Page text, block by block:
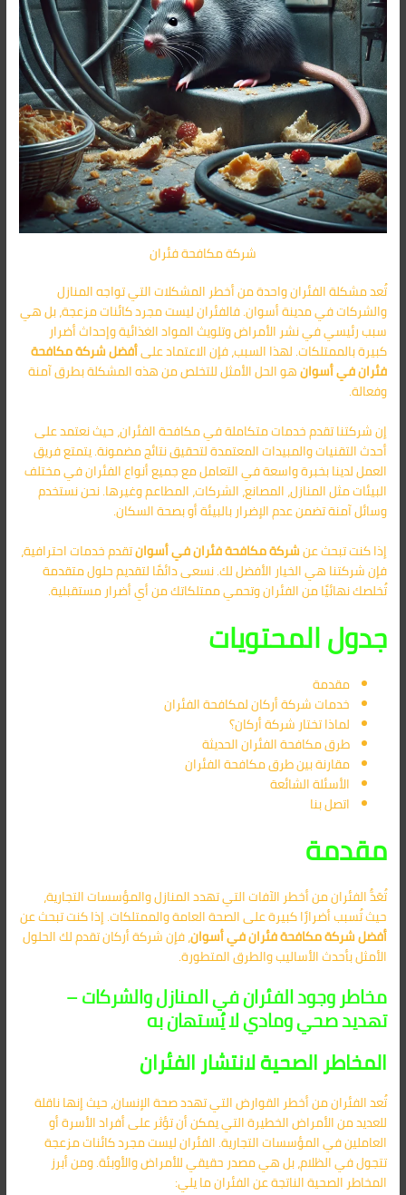
شركة مكافحة فئران
تُعد مشكلة الفئران واحدة من أخطر المشكلات التي تواجه المنازل
والشركات في مدينة أسوان. فالفئران ليست مجرد كائنات مزعجة، بل هي
سبب رئيسي في نشر الأمراض وتلويث المواد الغذائية وإحداث أضرار
كبيرة بالممتلكات. لهذا السبب، فإن الاعتماد علىأفضل شركة مكافحة
فئران في أسوانهو الحل الأمثل للتخلص من هذه المشكلة بطرق آمنة
وفعالة.
إن شركتنا تقدم خدمات متكاملة في مكافحة الفئران، حيث نعتمد على
أحدث التقنيات والمبيدات المعتمدة لتحقيق نتائج مضمونة. يتمتع فريق
العمل لدينا بخبرة واسعة في التعامل مع جميع أنواع الفئران في مختلف
البيئات مثل المنازل، المصانع، الشركات، المطاعم وغيرها. نحن نستخدم
وسائل آمنة تضمن عدم الإضرار بالبيئة أو بصحة السكان.
إذا كنت تبحث عنشركة مكافحة فئران في أسوانتقدم خدمات احترافية،
فإن شركتنا هي الخيار الأفضل لك. نسعى دائمًا لتقديم حلول متقدمة
تُخلصك نهائيًا من الفئران وتحمي ممتلكاتك من أي أضرار مستقبلية.
جدول المحتويات
مقدمة
خدمات شركة أركان لمكافحة الفئران
لماذا تختار شركة أركان؟
طرق مكافحة الفئران الحديثة
مقارنة بين طرق مكافحة الفئران
الأسئلة الشائعة
اتصل بنا
مقدمة
تُعَدُّ الفئران من أخطر الآفات التي تهدد المنازل والمؤسسات التجارية،
حيث تُسبب أضرارًا كبيرة على الصحة العامة والممتلكات. إذا كنت تبحث عن
أفضلشركة مكافحة فئران في أسوان، فإن شركة أركان تقدم لك الحلول
الأمثل بأحدث الأساليب والطرق المتطورة.
مخاطر وجود الفئران في المنازل والشركات –
تهديد صحي ومادي لا يُستهان به
المخاطر الصحية لانتشار الفئران
تُعد الفئران من أخطر القوارض التي تهدد صحة الإنسان، حيث إنها ناقلة
للعديد من الأمراض الخطيرة التي يمكن أن تؤثر على أفراد الأسرة أو
العاملين في المؤسسات التجارية. الفئران ليست مجرد كائنات مزعجة
تتجول في الظلام، بل هي مصدر حقيقي للأمراض والأوبئة. ومن أبرز
المخاطر الصحية الناتجة عن الفئران ما يلي: